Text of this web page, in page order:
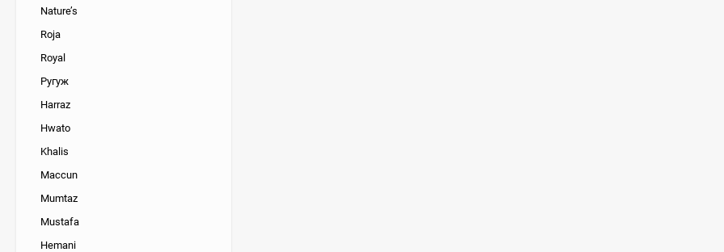
Nature’s
Roja
Royal
Ругуж
Harraz
Hwato
Khalis
Maccun
Mumtaz
Mustafa
Hemani